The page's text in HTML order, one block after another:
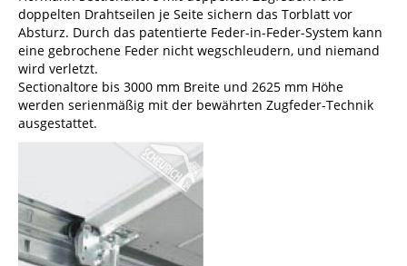
doppelten Drahtseilen je Seite sichern das Torblatt vor
Absturz. Durch das patentierte Feder-in-Feder-System kann
eine gebrochene Feder nicht wegschleudern, und niemand
wird verletzt.
Sectionaltore bis 3000 mm Breite und 2625 mm Höhe
werden serienmäßig mit der bewährten Zugfeder-Technik
ausgestattet.